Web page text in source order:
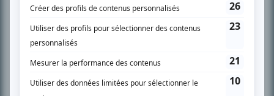
PLAN DU SITE
Accueil
Liste des oeuvres
Liste des comédiens